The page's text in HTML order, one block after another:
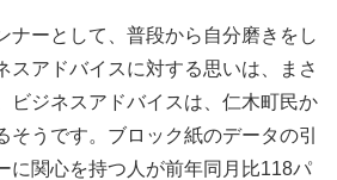
ナーとして、普段から自分磨きをし
スアドバイスに対する思いは、まさ
ビジネスアドバイスは、仁木町民か
そうです。ブロック紙のデータの引
に関心を持つ人が前年同月比118パ